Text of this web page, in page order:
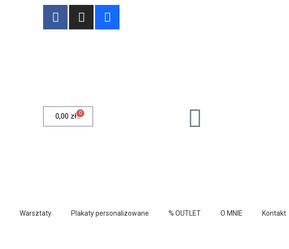
0,00 zł 0
Warsztaty Plakaty personalizowane % OUTLET O MNIE Kontakt